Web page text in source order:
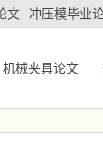
文 冲压模毕业
机械夹具论文